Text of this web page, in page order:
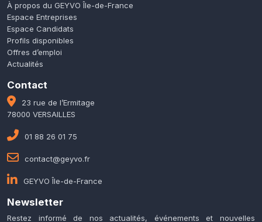
À propos du GEYVO Île-de-France
Espace Entreprises
Espace Candidats
Profils disponibles
Offres d’emploi
Actualités
Contact
23 rue de l’Ermitage
78000 VERSAILLES
01 88 26 01 75
contact@geyvo.fr
GEYVO Île-de-France
Newsletter
Restez informé de nos actualités, événements et nouvelles